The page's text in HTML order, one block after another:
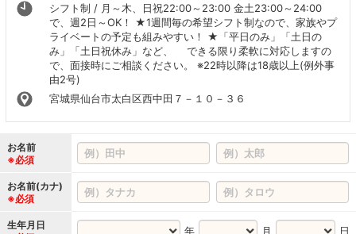
シフト制 / 月～木、日祝22:00～23:00 金土23:00～24:00
で、週2日～OK！ ★1週間毎の希望シフト制なので、家族やプ
ライベートの予定も組みやすい！ ★「平日のみ」「土日の
み」「土日祝休み」など、 できる限り柔軟に対応しますの
で、面接時にご相談ください。 ※22時以降は18歳以上(例外事
由2号)
宮城県仙台市太白区西中田７－１０－３６
お名前
※必須
お名前(カナ)
※必須
生年月日
年 月 日